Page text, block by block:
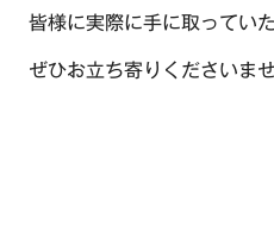
皆様に実際に手に取ってい
ぜひお立ち寄りくださいませ